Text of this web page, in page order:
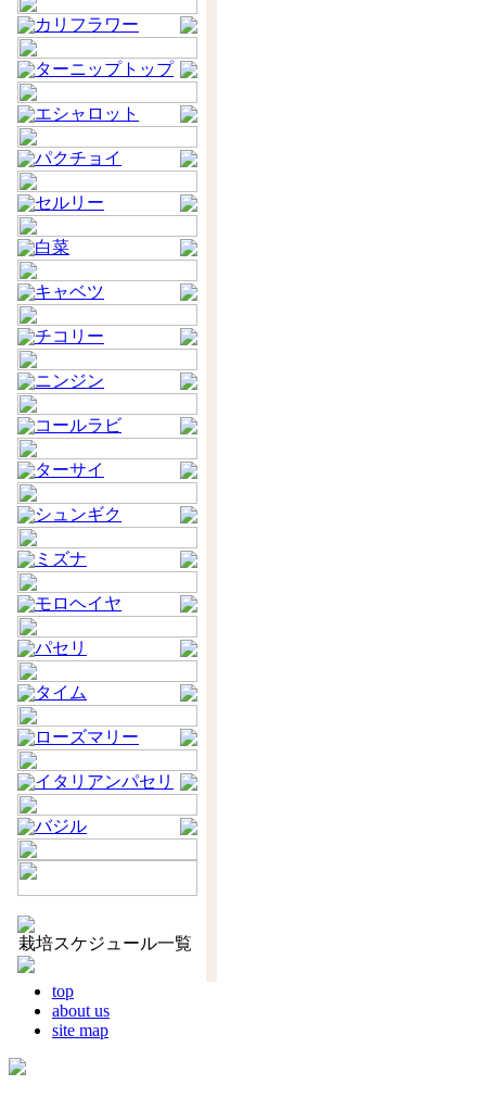
カリフラワー
ターニップトップ
エシャロット
パクチョイ
セルリー
白菜
キャベツ
チコリー
ニンジン
コールラビ
ターサイ
シュンギク
ミズナ
モロヘイヤ
パセリ
タイム
ローズマリー
イタリアンパセリ
バジル
栽培スケジュール一覧
top
about us
site map